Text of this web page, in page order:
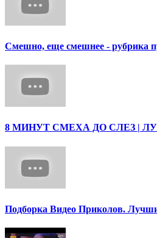
Смешно, еще смешнее - рубрика
8 МИНУТ СМЕХА ДО СЛЕЗ |
Подборка Видео Приколов.